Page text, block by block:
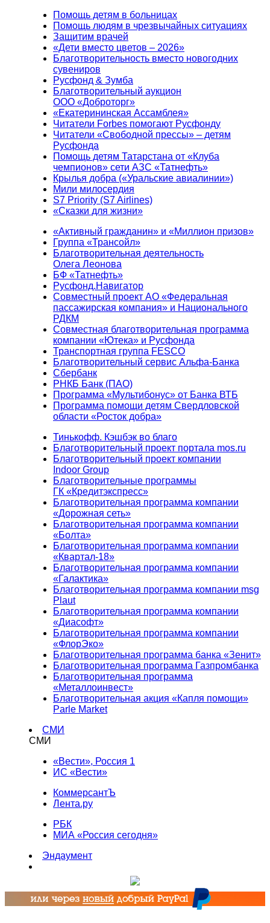
Помощь детям в больницах
Помощь людям в чрезвычайных ситуациях
Защитим врачей
«Дети вместо цветов – 2026»
Благотворительность вместо новогодних
сувениров
Русфонд & Зумба
Благотворительный аукцион
ООО «Доброторг»
«Екатерининская Ассамблея»
Читатели Forbes помогают Русфонду
Читатели «Свободной прессы» – детям
Русфонда
Помощь детям Татарстана от «Клуба
чемпионов» сети АЗС «Татнефть»
Крылья добра («Уральские авиалинии»)
Мили милосердия
S7 Priority (S7 Airlines)
«Сказки для жизни»
«Активный гражданин» и «Миллион призов»
Группа «Трансойл»
Благотворительная деятельность
Олега Леонова
БФ «Татнефть»
Русфонд.Навигатор
Совместный проект АО «Федеральная
пассажирская компания» и Национального
РДКМ
Совместная благотворительная программа
компании «Ютека» и Русфонда
Транспортная группа FESCO
Благотворительный сервис Альфа-Банка
Сбербанк
РНКБ Банк (ПАО)
Программа «Мультибонус» от Банка ВТБ
Программа помощи детям Свердловской
области «Росток добра»
Тинькофф. Кэшбэк во благо
Благотворительный проект портала mos.ru
Благотворительный проект компании
Indoor Group
Благотворительные программы
ГК «Кредитэкспресс»
Благотворительная программа компании
«Дорожная сеть»
Благотворительная программа компании
«Болта»
Благотворительная программа компании
«Квартал-18»
Благотворительная программа компании
«Галактика»
Благотворительная программа компании msg
Plaut
Благотворительная программа компании
«Диасофт»
Благотворительная программа компании
«ФлорЭко»
Благотворительная программа банка «Зенит»
Благотворительная программа Газпромбанка
Благотворительная программа
«Металлоинвест»
Благотворительная акция «Капля помощи»
Parle Market
СМИ
СМИ
«Вести», Россия 1
ИС «Вести»
КоммерсантЪ
Лента.ру
РБК
МИА «Россия сегодня»
Эндаумент